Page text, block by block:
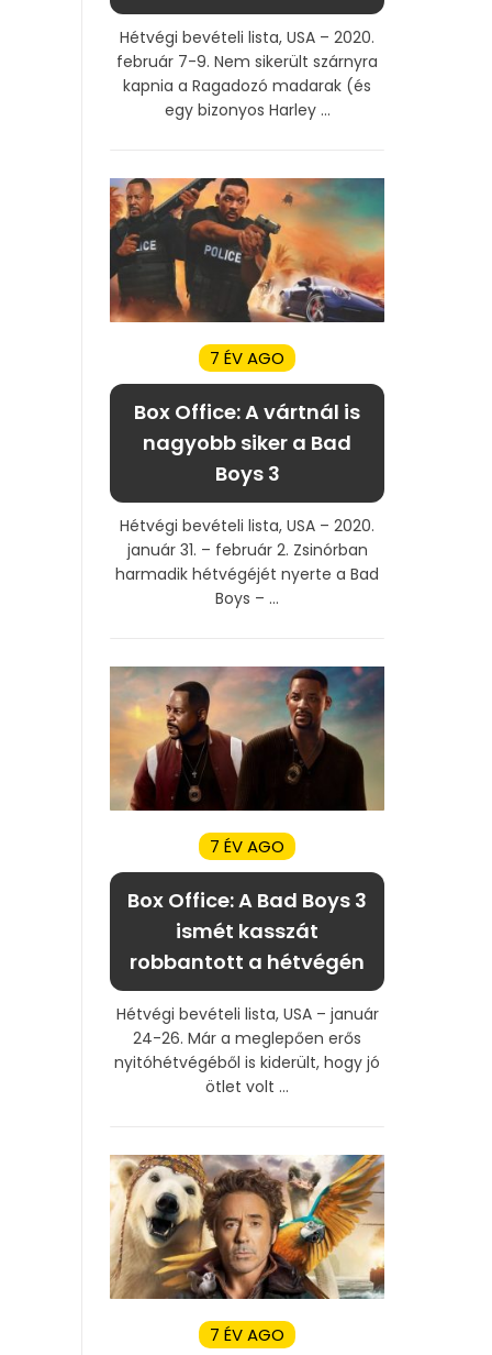
Hétvégi bevételi lista, USA – 2020.
február 7-9. Nem sikerült szárnyra
kapnia a Ragadozó madarak (és
egy bizonyos Harley ...
7 ÉV AGO
Box Office: A vártnál is
nagyobb siker a Bad
Boys 3
Hétvégi bevételi lista, USA – 2020.
január 31. – február 2. Zsinórban
harmadik hétvégéjét nyerte a Bad
Boys – ...
7 ÉV AGO
Box Office: A Bad Boys 3
ismét kasszát
robbantott a hétvégén
Hétvégi bevételi lista, USA – január
24-26. Már a meglepően erős
nyitóhétvégéből is kiderült, hogy jó
ötlet volt ...
7 ÉV AGO